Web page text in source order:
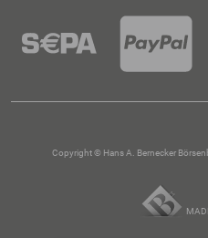
Copyright © Hans A. Bernecker